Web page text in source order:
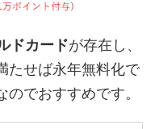
ドカードが存在し、
たせば永年無料化で
でおすすめです。